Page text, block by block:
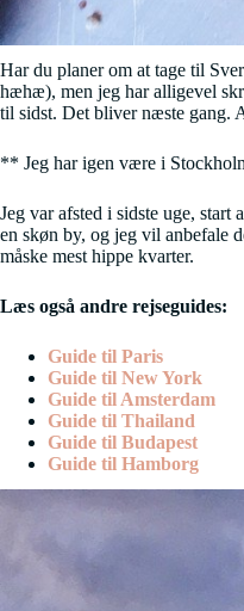
Har du planer om at tage til
hæhæ), men jeg har alligevel
til sidst. Det bliver næste gang.
** Jeg har igen være i
Jeg var afsted i sidste uge,
en skøn by, og jeg vil anbefale
måske mest hippe kvarter.
Læs også andre rejseguides:
Guide til Paris
Guide til New York
Guide til Amsterdam
Guide til Thailand
Guide til Budapest
Guide til Hamborg